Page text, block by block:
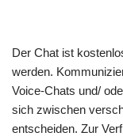
Der Chat ist
werden.
Voice-Chats und/
sich zwischen
entscheiden. Zur